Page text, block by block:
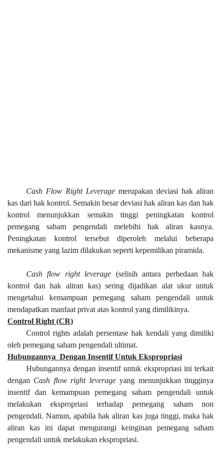
Cash Flow Right Leveragemerupakan deviasi hak aliran
kas dari hak kontrol. Semakin besar deviasi hak aliran kas dan hak
kontrol menunjukkan semakin tinggi peningkatan kontrol
pemegang saham pengendali melebihi hak aliran kasnya.
Peningkatan kontrol tersebut diperoleh melalui beberapa
mekanisme yang lazim dilakukan seperti kepemilikan piramida.
Cash flow right leverage (selisih antara perbedaan hak
kontrol dan hak aliran kas) sering dijadikan alat ukur untuk
mengetahui kemampuan pemegang saham pengendali untuk
mendapatkan manfaat privat atas kontrol yang dimilikinya.
Control Right (CR)
Control rights adalah persentase hak kendali yang dimiliki
oleh pemegang saham pengendali ultimat.
Hubungannya Dengan Insentif Untuk Ekspropriasi
Hubungannya dengan insentif untuk ekspropriasi ini terkait
dengan Cash flow right leverageyang menunjukkan tingginya
insentif dan kemampuan pemegang saham pengendali untuk
melakukan ekspropriasi terhadap pemegang saham non
pengendali. Namun, apabila hak aliran kas juga tinggi, maka hak
aliran kas ini dapat mengurangi keinginan pemegang saham
pengendali untuk melakukan ekspropriasi.